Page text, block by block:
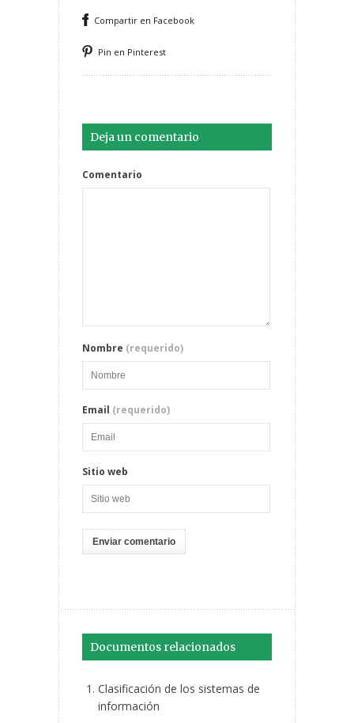
Compartir en Facebook
Pin en Pinterest
Deja un comentario
Comentario
Nombre (requerido)
Email (requerido)
Sitio web
Documentos relacionados
Clasificación de los sistemas de
información